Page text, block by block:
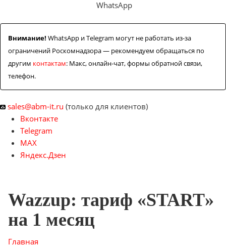
WhatsApp
Внимание! WhatsApp и Telegram могут не работать из-за
ограничений Роскомнадзора — рекомендуем обращаться по
другим контактам: Макс, онлайн-чат, формы обратной связи,
телефон.
sales@abm-it.ru (только для клиентов)
Вконтакте
Telegram
MAX
Яндекс.Дзен
Wazzup: тариф «START»
на 1 месяц
Главная